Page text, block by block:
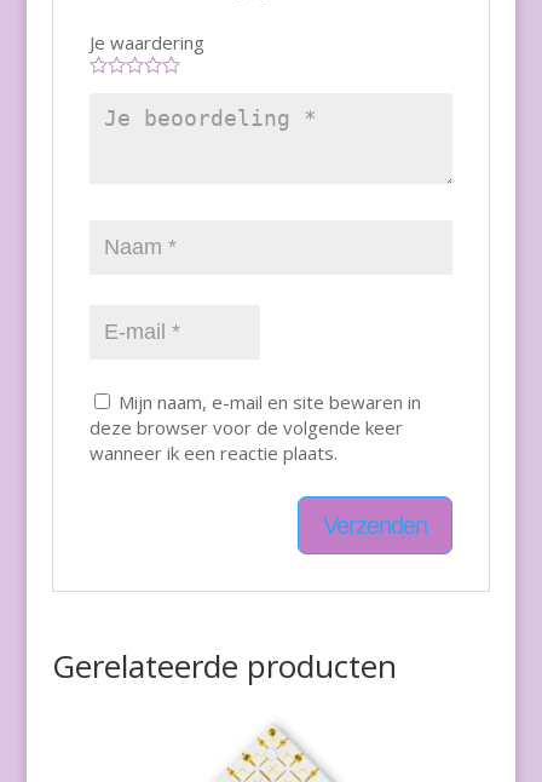
Je waardering
Mijn naam, e-mail en site bewaren in
deze browser voor de volgende keer
wanneer ik een reactie plaats.
Gerelateerde producten